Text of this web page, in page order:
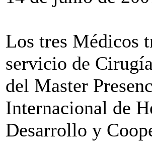
Los tres Médicos
servicio de
del Master
Internacional de
Desarrollo y